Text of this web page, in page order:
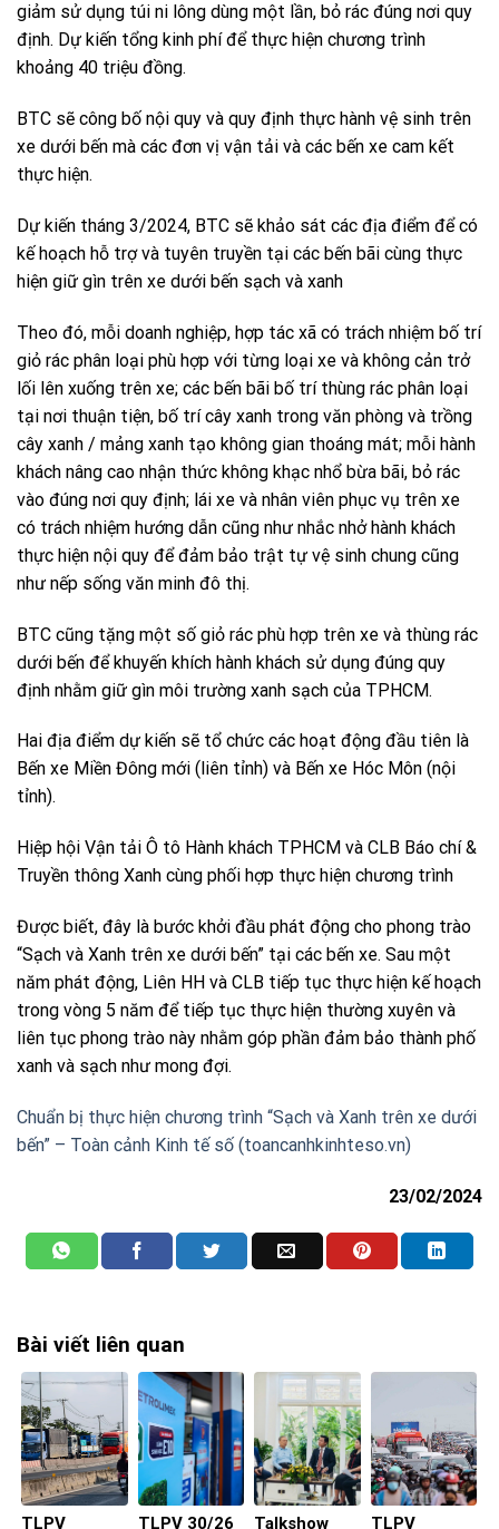
giảm sử dụng túi ni lông dùng một lần, bỏ rác đúng nơi quy
định. Dự kiến tổng kinh phí để thực hiện chương trình
khoảng 40 triệu đồng.
BTC sẽ công bố nội quy và quy định thực hành vệ sinh trên
xe dưới bến mà các đơn vị vận tải và các bến xe cam kết
thực hiện.
Dự kiến tháng 3/2024, BTC sẽ khảo sát các địa điểm để có
kế hoạch hỗ trợ và tuyên truyền tại các bến bãi cùng thực
hiện giữ gìn trên xe dưới bến sạch và xanh
Theo đó, mỗi doanh nghiệp, hợp tác xã có trách nhiệm bố trí
giỏ rác phân loại phù hợp với từng loại xe và không cản trở
lối lên xuống trên xe; các bến bãi bố trí thùng rác phân loại
tại nơi thuận tiện, bố trí cây xanh trong văn phòng và trồng
cây xanh / mảng xanh tạo không gian thoáng mát; mỗi hành
khách nâng cao nhận thức không khạc nhổ bừa bãi, bỏ rác
vào đúng nơi quy định; lái xe và nhân viên phục vụ trên xe
có trách nhiệm hướng dẫn cũng như nhắc nhở hành khách
thực hiện nội quy để đảm bảo trật tự vệ sinh chung cũng
như nếp sống văn minh đô thị.
BTC cũng tặng một số giỏ rác phù hợp trên xe và thùng rác
dưới bến để khuyến khích hành khách sử dụng đúng quy
định nhằm giữ gìn môi trường xanh sạch của TPHCM.
Hai địa điểm dự kiến sẽ tổ chức các hoạt động đầu tiên là
Bến xe Miền Đông mới (liên tỉnh) và Bến xe Hóc Môn (nội
tỉnh).
Hiệp hội Vận tải Ô tô Hành khách TPHCM và CLB Báo chí &
Truyền thông Xanh cùng phối hợp thực hiện chương trình
Được biết, đây là bước khởi đầu phát động cho phong trào
“Sạch và Xanh trên xe dưới bến” tại các bến xe. Sau một
năm phát động, Liên HH và CLB tiếp tục thực hiện kế hoạch
trong vòng 5 năm để tiếp tục thực hiện thường xuyên và
liên tục phong trào này nhằm góp phần đảm bảo thành phố
xanh và sạch như mong đợi.
Chuẩn bị thực hiện chương trình “Sạch và Xanh trên xe dưới
bến” – Toàn cảnh Kinh tế số (toancanhkinhteso.vn)
23/02/2024
Bài viết liên quan
TLPV TLPV 30/26 Talkshow TLPV